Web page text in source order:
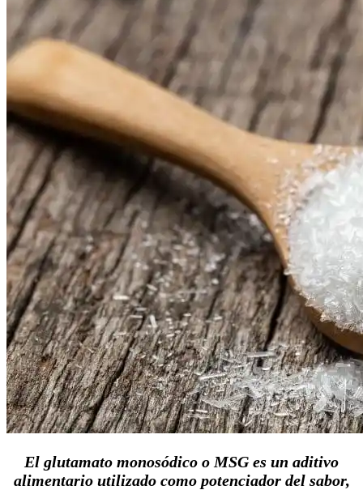
El glutamato monosódico o MSG es un aditivo
alimentario utilizado como potenciador del sabor,